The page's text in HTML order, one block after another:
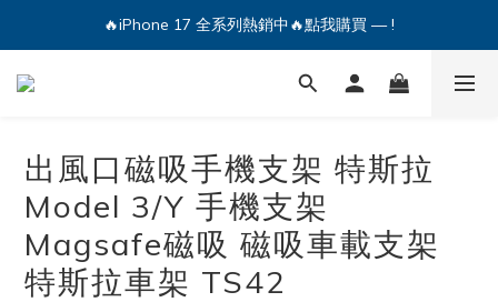
🔥iPhone 17 全系列熱銷中🔥點我購買 — !
💕加入Q哥 Line 新好友領優惠券！🎫
🔥iPhone 17 全系列熱銷中🔥點我購買 — !
出風口磁吸手機支架 特斯拉
Model 3/Y 手機支架
Magsafe磁吸 磁吸車載支架
特斯拉車架 TS42